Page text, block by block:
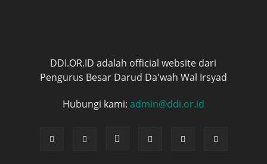
DDI.OR.ID adalah official website dari
Pengurus Besar Darud Da'wah Wal Irsyad
Hubungi kami: admin@ddi.or.id